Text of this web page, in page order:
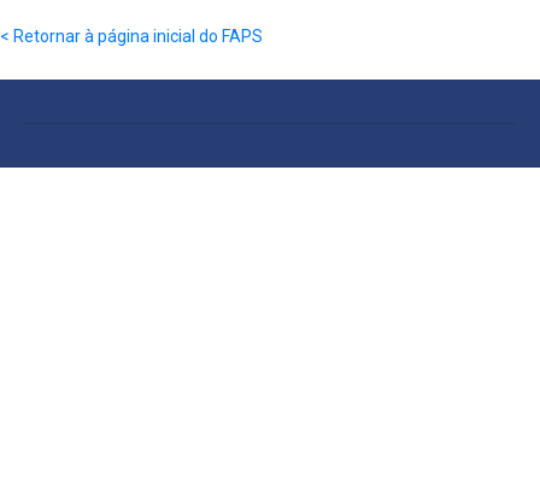
< Retornar à página inicial do FAPS